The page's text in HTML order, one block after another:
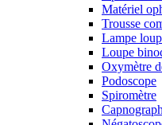
Matériel
Trousse
Lampe
Loupe
Oxymètre
Podoscope
Spiromètre